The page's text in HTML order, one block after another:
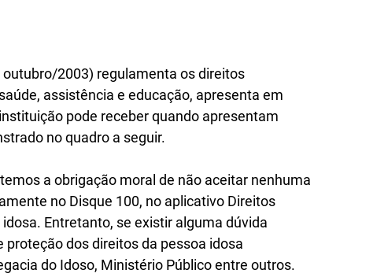
outubro/2003) regulamenta os direitos
assistência e educação, apresenta em
pode receber quando apresentam
no quadro a seguir.
a obrigação moral de não aceitar nenhuma
no Disque 100, no aplicativo Direitos
Entretanto, se existir alguma dúvida
dos direitos da pessoa idosa
do Idoso, Ministério Público entre outros.